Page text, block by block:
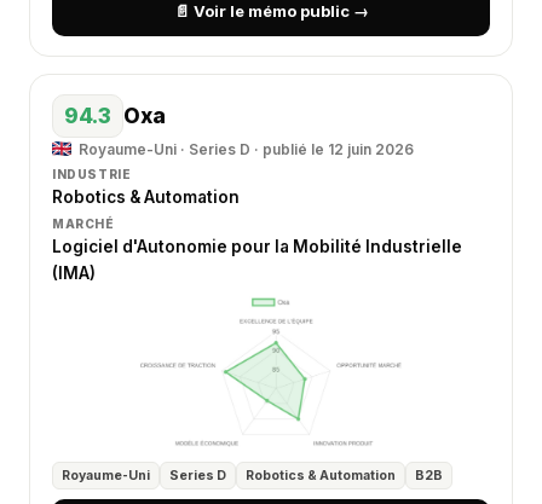
📄 Voir le mémo public →
94.3 Oxa
Royaume-Uni · Series D · publié le 12 juin 2026
INDUSTRIE
Robotics & Automation
MARCHÉ
Logiciel d'Autonomie pour la Mobilité Industrielle
(IMA)
Royaume-Uni Series D Robotics & Automation B2B